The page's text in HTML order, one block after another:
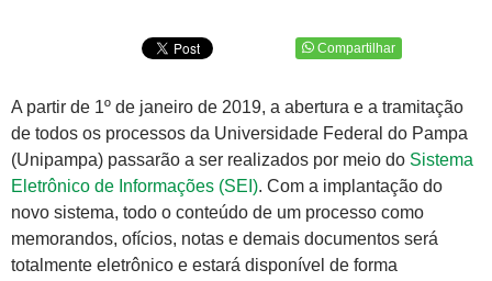
Compartilhar
A partir de 1º de janeiro de 2019, a abertura e a tramitação
de todos os processos da Universidade Federal do Pampa
(Unipampa) passarão a ser realizados por meio do Sistema
Eletrônico de Informações (SEI). Com a implantação do
novo sistema, todo o conteúdo de um processo como
memorandos, ofícios, notas e demais documentos será
totalmente eletrônico e estará disponível de forma